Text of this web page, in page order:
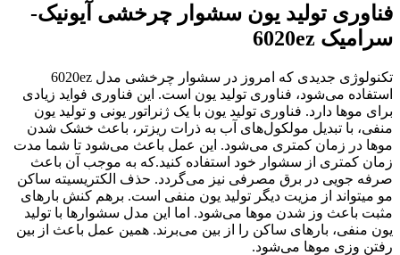
فناوری تولید یون سشوار چرخشی آیونیک-
سرامیک 6020ez
تکنولوژی جدیدی که امروز در سشوار چرخشی مدل 6020ez
استفاده می‌شود، فناوری تولید یون است. این فناوری فواید زیادی
برای موها دارد. فناوری تولید یون با یک ژنراتور یونی و تولید یون
منفی، با تبدیل مولکول‌های آب به ذرات ریزتر، باعث خشک شدن
موها در زمان کمتری می‌شود. این عمل باعث می‌شود تا شما مدت
زمان کمتری از سشوار خود استفاده کنید.که به موجب آن باعث
صرفه جویی در برق مصرفی نیز می‌گردد. حذف الکتریسیته ساکن
مو میتواند از مزیت دیگر تولید یون منفی است. برهم کنش بارهای
مثبت باعث وز شدن موها می‌شود. اما این مدل سشوارها با تولید
یون منفی، بارهای ساکن را از بین می‌برند. همین عمل باعث از بین
رفتن وزی موها می‌شود.